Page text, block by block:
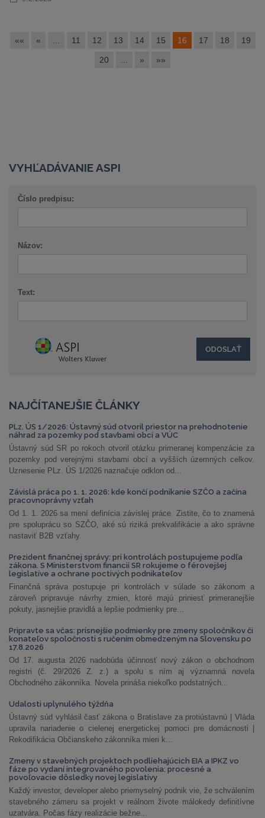
«« « 11 12 13 14 15 16 17 18 19
20 » »»
VYHĽADÁVANIE ASPI
Číslo predpisu:
Názov:
Text:
NAJČÍTANEJŠIE ČLÁNKY
PLz. ÚS 1/2026: Ústavný súd otvoril priestor na prehodnotenie
náhrad za pozemky pod stavbami obcí a VÚC
Ústavný súd SR po rokoch otvoril otázku primeranej kompenzácie za
pozemky pod verejnými stavbami obcí a vyšších územných celkov.
Uznesenie PLz. ÚS 1/2026 naznačuje odklon od...
Závislá práca po 1. 1. 2026: kde končí podnikanie SZČO a začína
pracovnoprávny vzťah
Od 1. 1. 2026 sa mení definícia závislej práce. Zistite, čo to znamená
pre spoluprácu so SZČO, aké sú riziká prekvalifikácie a ako správne
nastaviť B2B vzťahy.
Prezident finančnej správy: pri kontrolách postupujeme podľa
zákona. S Ministerstvom financií SR rokujeme o férovejšej
legislatíve a ochrane poctivých podnikateľov
Finančná správa postupuje pri kontrolách v súlade so zákonom a
zároveň pripravuje návrhy zmien, ktoré majú priniesť primeranejšie
pokuty, jasnejšie pravidlá a lepšie podmienky pre...
Pripravte sa včas: prísnejšie podmienky pre zmeny spoločníkov či
konateľov spoločnosti s ručením obmedzeným na Slovensku po
17.8.2026
Od 17. augusta 2026 nadobúda účinnosť nový zákon o obchodnom
registri (č. 29/2026 Z. z.) a spolu s ním aj významná novela
Obchodného zákonníka. Novela prináša niekoľko podstatných...
Udalosti uplynulého týždňa
Ústavný súd vyhlásil časť zákona o Bratislave za protiústavnú | Vláda
upravila nariadenie o cielenej energetickej pomoci pre domácnosti |
Rekodifikácia Občianskeho zákonníka mieri k...
Zmeny v stavebných projektoch podliehajúcich EIA a IPKZ vo
fáze po vydaní integrovaného povolenia: procesné a
povoľovacie dôsledky novej legislatívy
Každý investor, developer alebo priemyselný podnik vie, že schválením
stavebného zámeru sa projekt v reálnom živote málokedy definitívne
uzatvára. Počas fázy realizácie bežne...